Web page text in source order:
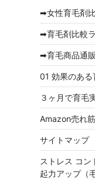
➡女性育毛剤
➡育毛剤比較
➡育毛商品通
01 効果のあ
３ヶ月で育毛
Amazon売れ
サイトマップ
ストレス コン
起力アップ（